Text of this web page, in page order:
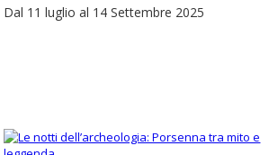
Dal 11 luglio al 14 Settembre 2025